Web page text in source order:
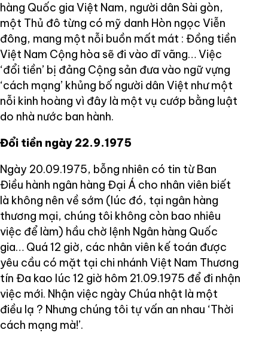
hàng Quốc gia Việt Nam, người dân Sài gòn,
một Thủ đô từng có mỹ danh Hòn ngọc Viễn
đông, mang một nỗi buồn mất mát : Đồng tiền
Việt Nam Cộng hòa sẽ đi vào dĩ vãng… Việc
‘đổi tiền’ bị đảng Cộng sản đưa vào ngữ vựng
‘cách mạng’ khủng bố người dân Việt như một
nỗi kinh hoàng vì đây là một vụ cướp bằng luật
do nhà nước ban hành.
Đổi tiền ngày 22.9.1975
Ngày 20.09.1975, bỗng nhiên có tin từ Ban
Điều hành ngân hàng Đại Á cho nhân viên biết
là không nên về sớm (lúc đó, tại ngân hàng
thương mại, chúng tôi không còn bao nhiêu
việc để làm) hầu chờ lệnh Ngân hàng Quốc
gia… Quá 12 giờ, các nhân viên kế toán được
yêu cầu có mặt tại chi nhánh Việt Nam Thương
tín Đa kao lúc 12 giờ hôm 21.09.1975 để đi nhận
việc mới. Nhận việc ngày Chúa nhật là một
điều lạ ? Nhưng chúng tôi tự vấn an nhau ‘Thời
cách mạng mà!’.